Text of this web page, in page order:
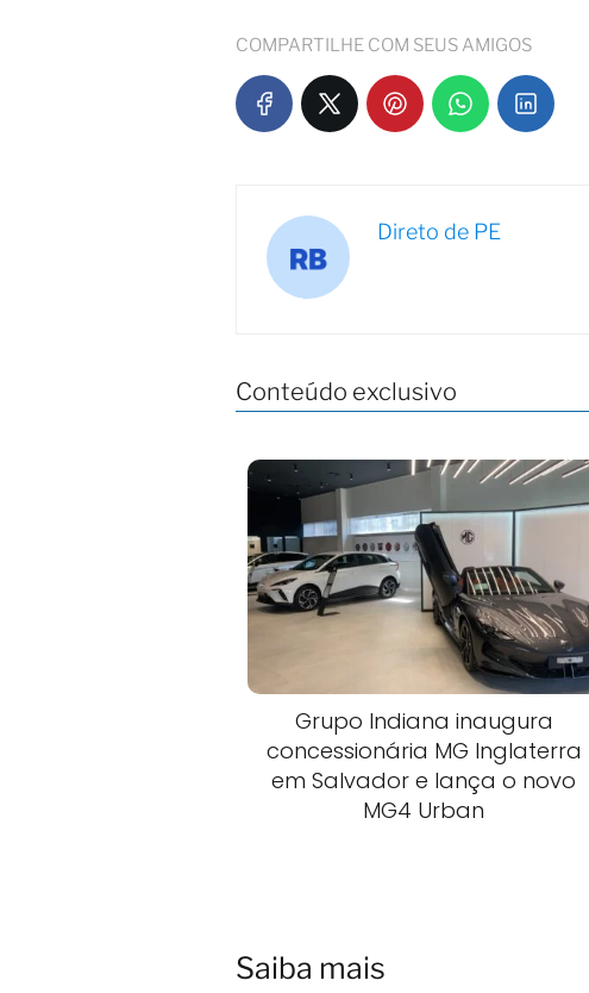
COMPARTILHE COM SEUS AMIGOS
Direto de PE
Conteúdo exclusivo
Grupo Indiana inaugura
concessionária MG Inglaterra
em Salvador e lança o novo
MG4 Urban
Saiba mais